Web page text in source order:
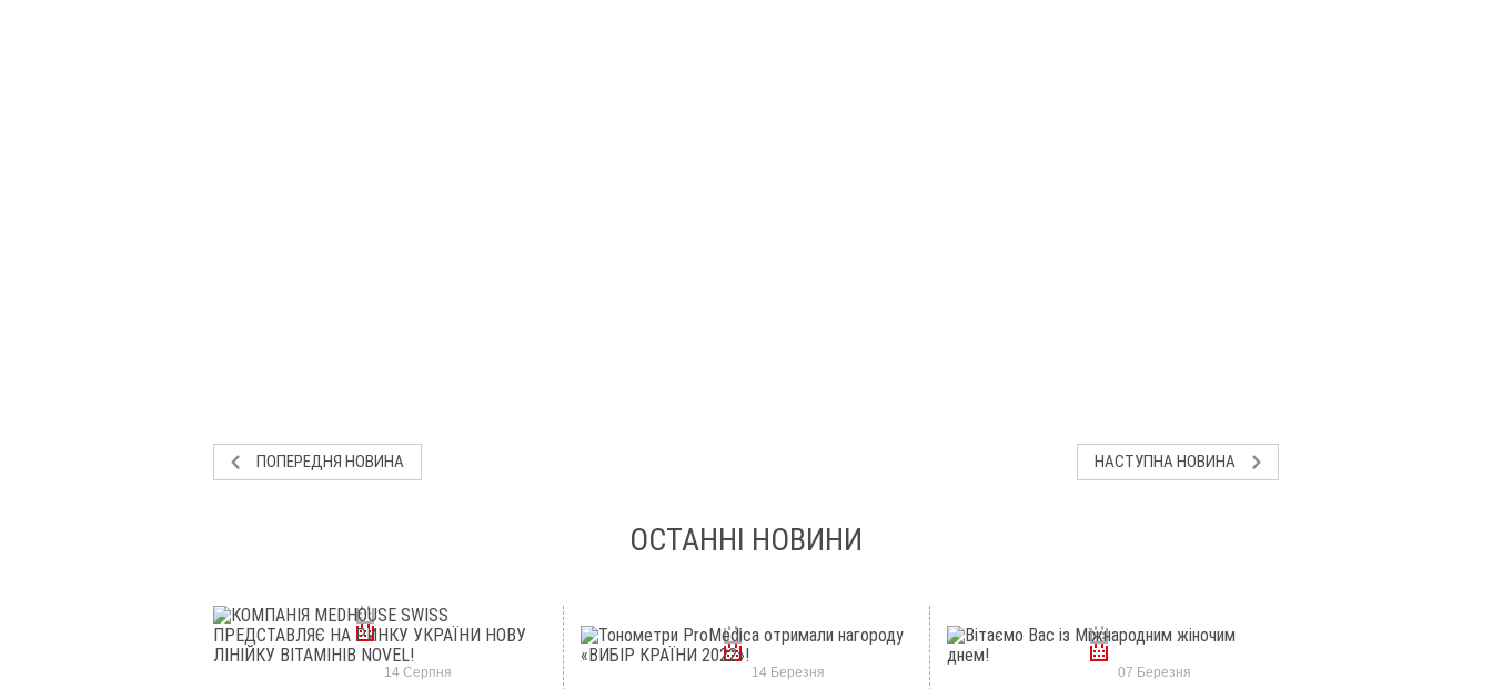
ПОПЕРЕДНЯ НОВИНА НАСТУПНА НОВИНА
ОСТАННІ НОВИНИ
14 Серпня 14 Березня 07 Березня